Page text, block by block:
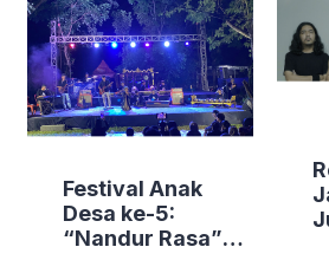
Festival Anak
Desa ke-5:
“Nandur Rasa”